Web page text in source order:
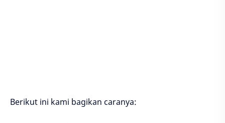
Berikut ini kami bagikan caranya: